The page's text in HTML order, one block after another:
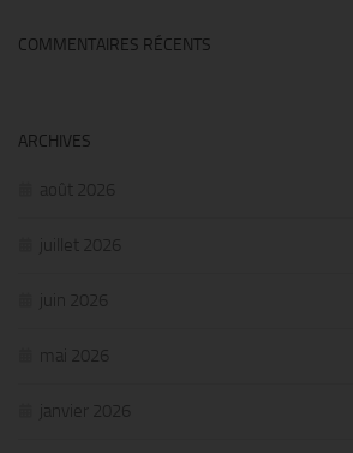
COMMENTAIRES RÉCENTS
ARCHIVES
août 2026
juillet 2026
juin 2026
mai 2026
janvier 2026